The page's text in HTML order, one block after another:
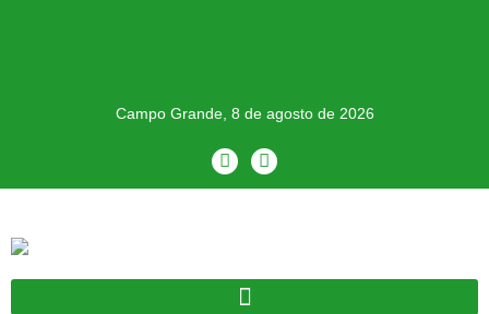
Campo Grande, 8 de agosto de 2026